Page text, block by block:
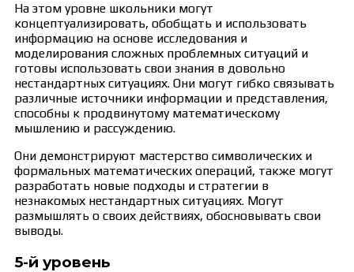
На этом уровне школьники могут
концептуализировать, обобщать и использовать
информацию на основе исследования и
моделирования сложных проблемных ситуаций и
готовы использовать свои знания в довольно
нестандартных ситуациях. Они могут гибко связывать
различные источники информации и представления,
способны к продвинутому математическому
мышлению и рассуждению.
Они демонстрируют мастерство символических и
формальных математических операций, также могут
разработать новые подходы и стратегии в
незнакомых нестандартных ситуациях. Могут
размышлять о своих действиях, обосновывать свои
выводы.
5-й уровень